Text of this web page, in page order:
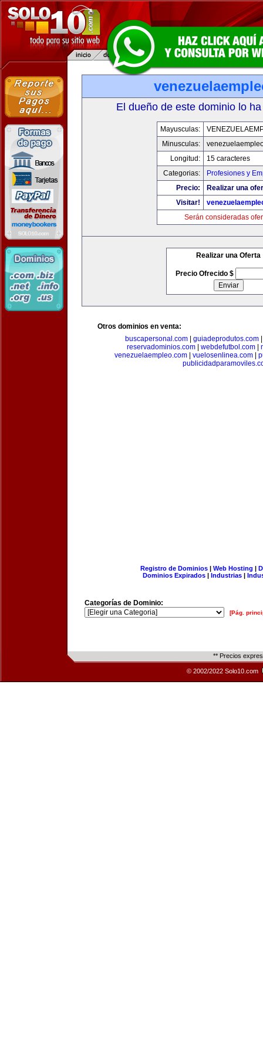
El dueño de este dominio lo
Mayusculas:
Minusculas:
Longitud:
15 caracteres
Categorias:
Profesiones y
Precio:
Realizar una
Visitar!
Serán consideradas
Realizar una Oferta
Precio Ofrecido $
Otros dominios en venta:
buscapersonal.com| guiadeprodutos.com
reservadominios.com
webdefutbol.com
venezuelaempleo.com
vuelosenlinea.com
Registro de Dominios| Web Hosting |
Dominios Expirados | Industrias |
Categorías de Dominio:
[Pág.
** Precios
© 2002/2022 Solo10.com